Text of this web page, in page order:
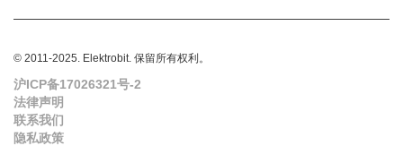
© 2011-2025. Elektrobit. 保留所有权利。
沪ICP备17026321号-2
法律声明
联系我们
隐私政策